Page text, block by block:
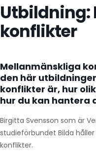
Utbildning:
konflikter
Mellanmänskliga
den här
konflikter är, hur
hur du kan hantera
Birgitta Svensson som är
studieförbundet Bilda
konflikter.